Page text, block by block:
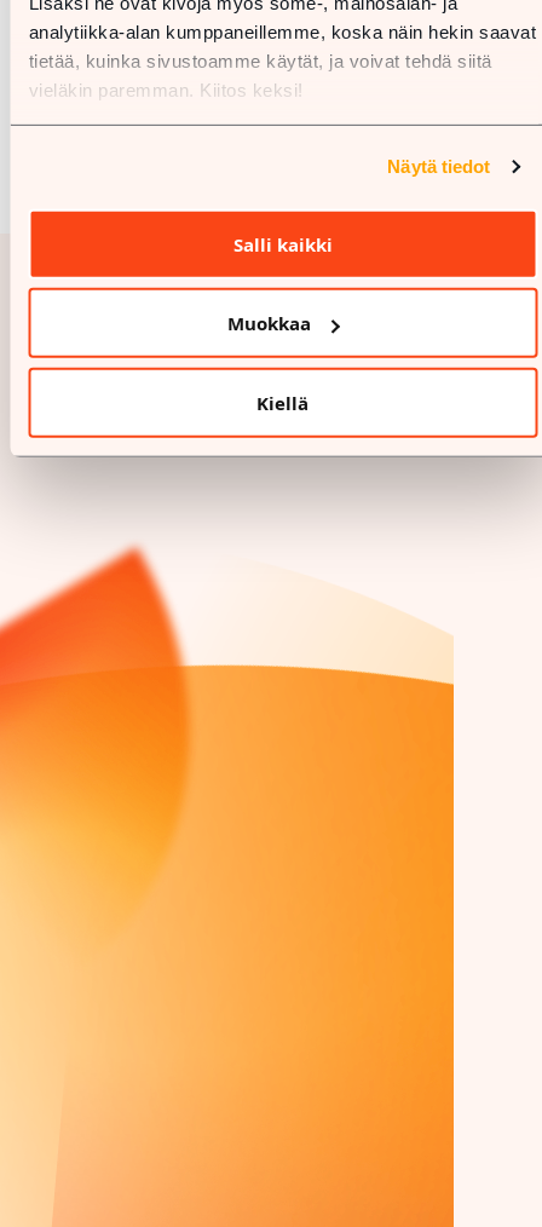
analytiikka-alan kumppaneillemme, koska näin hekin saavat
tietää, kuinka sivustoamme käytät, ja voivat tehdä siitä
vieläkin paremman. Kiitos keksi!
Näytä tiedot
Salli kaikki
Muokkaa
Kiellä